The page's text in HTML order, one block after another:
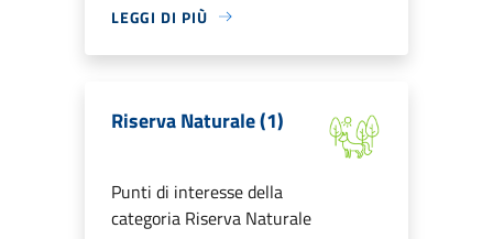
LEGGI DI PIÙ
Riserva Naturale (1)
Punti di interesse della
categoria Riserva Naturale